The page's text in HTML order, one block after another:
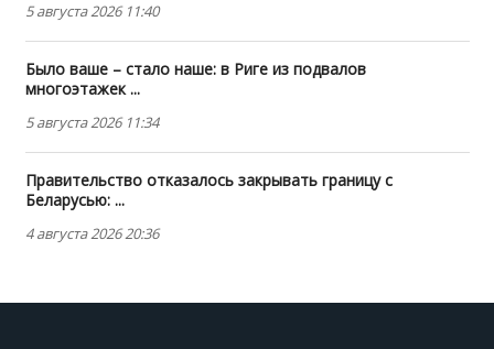
5 августа 2026 11:40
Было ваше – стало наше: в Риге из подвалов
многоэтажек ...
5 августа 2026 11:34
Правительство отказалось закрывать границу с
Беларусью: ...
4 августа 2026 20:36